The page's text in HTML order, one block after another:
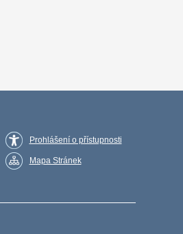
Prohlášení o přístupnosti
Mapa Stránek